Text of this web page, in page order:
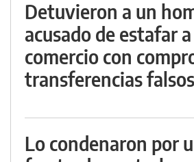
Detuvieron a un
acusado de estafar
comercio con
transferencias falsos
Lo condenaron por